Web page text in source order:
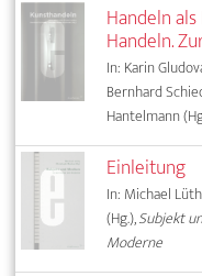
Handeln
Handeln.
In: Karin
Bernhard
Hantelmann
Einleitung
In: Michael
(Hg.),Subjekt
Moderne